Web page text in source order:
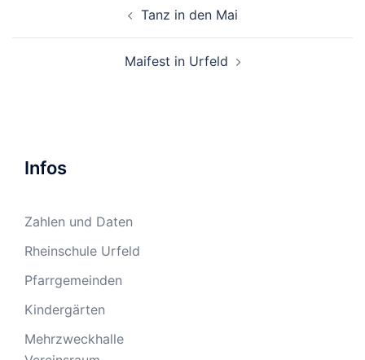
Tanz in den Mai
Maifest in Urfeld
Infos
Zahlen und Daten
Rheinschule Urfeld
Pfarrgemeinden
Kindergärten
Mehrzweckhalle